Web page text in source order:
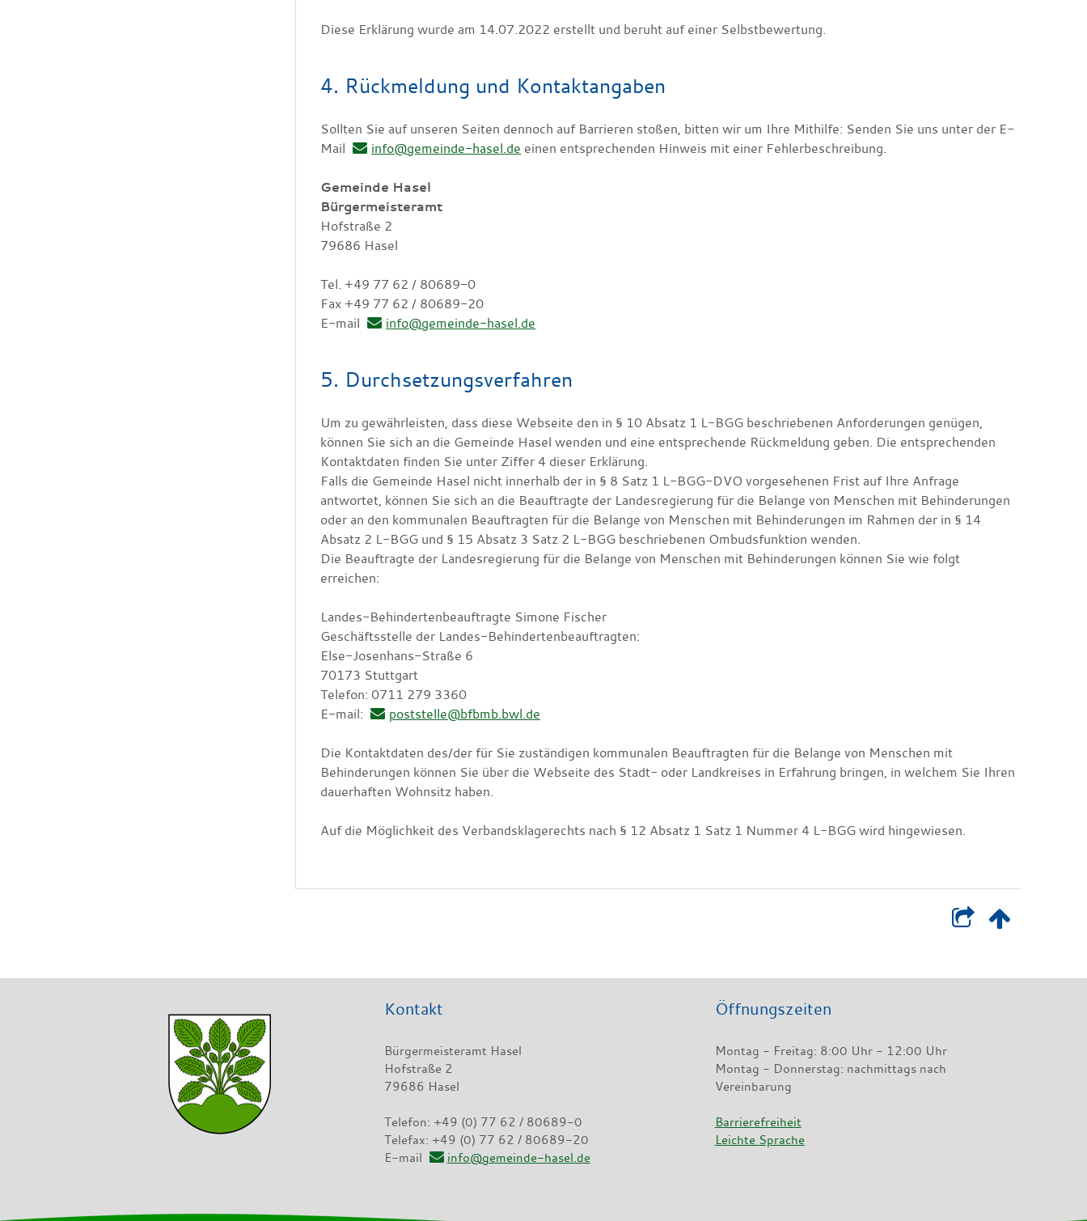
Diese Erklärung wurde am 14.07.2022 erstellt und beruht auf einer Selbstbewertung.
4. Rückmeldung und Kontaktangaben
Sollten Sie auf unseren Seiten dennoch auf Barrieren stoßen, bitten wir um Ihre Mithilfe: Senden Sie uns unter der E-
Mail
info@gemeinde-hasel.de einen entsprechenden Hinweis mit einer Fehlerbeschreibung.
Gemeinde Hasel
Bürgermeisteramt
Hofstraße 2
79686 Hasel
Tel. +49 77 62 / 80689-0
Fax +49 77 62 / 80689-20
E-mail
info@gemeinde-hasel.de
5. Durchsetzungsverfahren
Um zu gewährleisten, dass diese Webseite den in § 10 Absatz 1 L-BGG beschriebenen Anforderungen genügen,
können Sie sich an die Gemeinde Hasel wenden und eine entsprechende Rückmeldung geben. Die entsprechenden
Kontaktdaten finden Sie unter Ziffer 4 dieser Erklärung.
Falls die Gemeinde Hasel nicht innerhalb der in § 8 Satz 1 L-BGG-DVO vorgesehenen Frist auf Ihre Anfrage
antwortet, können Sie sich an die Beauftragte der Landesregierung für die Belange von Menschen mit Behinderungen
oder an den kommunalen Beauftragten für die Belange von Menschen mit Behinderungen im Rahmen der in § 14
Absatz 2 L-BGG und § 15 Absatz 3 Satz 2 L-BGG beschriebenen Ombudsfunktion wenden.
Die Beauftragte der Landesregierung für die Belange von Menschen mit Behinderungen können Sie wie folgt
erreichen:
Landes-Behindertenbeauftragte Simone Fischer
Geschäftsstelle der Landes-Behindertenbeauftragten:
Else-Josenhans-Straße 6
70173 Stuttgart
Telefon: 0711 279 3360
E-mail:
poststelle@bfbmb.bwl.de
Die Kontaktdaten des/der für Sie zuständigen kommunalen Beauftragten für die Belange von Menschen mit
Behinderungen können Sie über die Webseite des Stadt- oder Landkreises in Erfahrung bringen, in welchem Sie Ihren
dauerhaften Wohnsitz haben.
Auf die Möglichkeit des Verbandsklagerechts nach § 12 Absatz 1 Satz 1 Nummer 4 L-BGG wird hingewiesen.
Kontakt
Bürgermeisteramt Hasel
Hofstraße 2
79686 Hasel
Telefon: +49 (0) 77 62 / 80689-0
Telefax: +49 (0) 77 62 / 80689-20
E-mail
info@gemeinde-hasel.de
Öffnungszeiten
Montag - Freitag: 8:00 Uhr - 12:00 Uhr
Montag - Donnerstag: nachmittags nach
Vereinbarung
Barrierefreiheit
Leichte Sprache